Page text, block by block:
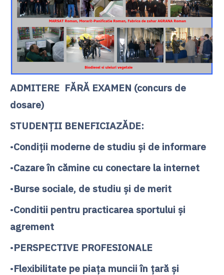
ADMITERE FĂRĂ EXAMEN (concurs de
dosare)
STUDENŢII BENEFICIAZĂDE:
•Condiţii moderne de studiu şi de informare
•Cazare în cămine cu conectare la internet
•Burse sociale, de studiu şi de merit
•Conditii pentru practicarea sportului şi
agrement
•PERSPECTIVE PROFESIONALE
•Flexibilitate pe piaţa muncii în ţară şi